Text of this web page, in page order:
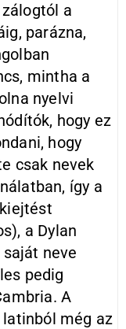
a
parázna,
mintha a
nyelvi
hogy ez
hogy
csak nevek
így a
a Dylan
neve
pedig
A
még az